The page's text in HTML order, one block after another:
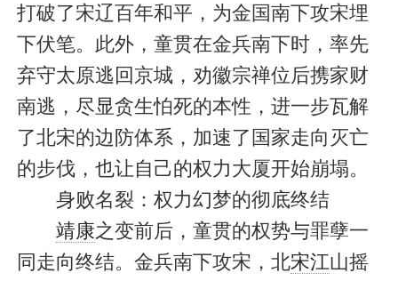
打破了宋辽百年和平，为金国南下攻宋埋
下伏笔。此外，童贯在金兵南下时，率先
弃守太原逃回京城，劝徽宗禅位后携家财
南逃，尽显贪生怕死的本性，进一步瓦解
了北宋的边防体系，加速了国家走向灭亡
的步伐，也让自己的权力大厦开始崩塌。
身败名裂：权力幻梦的彻底终结
靖康之变前后，童贯的权势与罪孽一
同走向终结。金兵南下攻宋，北宋江山摇